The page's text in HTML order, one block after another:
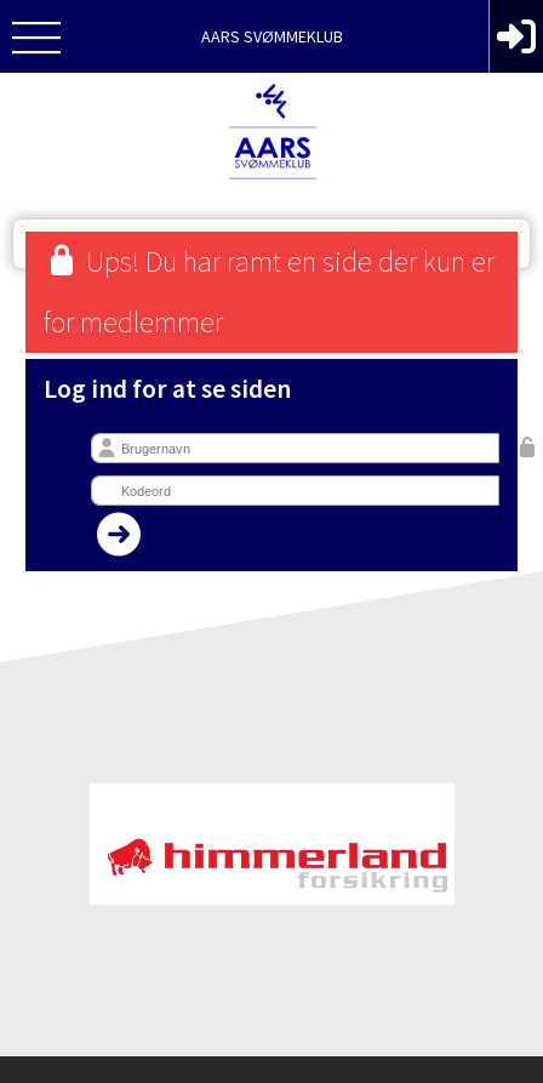
AARS SVØMMEKLUB
Ups! Du har ramt en side der kun er
for medlemmer
Log ind for at se siden